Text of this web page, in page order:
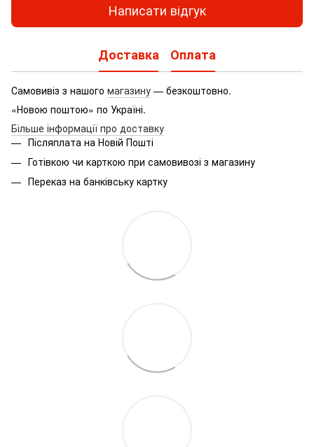
Написати відгук
Доставка Оплата
Самовивіз з нашого магазину — безкоштовно.
«Новою поштою» по Україні.
Більше інформації про доставку
Післяплата на Новій Пошті
Готівкою чи карткою при самовивозі з магазину
Переказ на банківську картку